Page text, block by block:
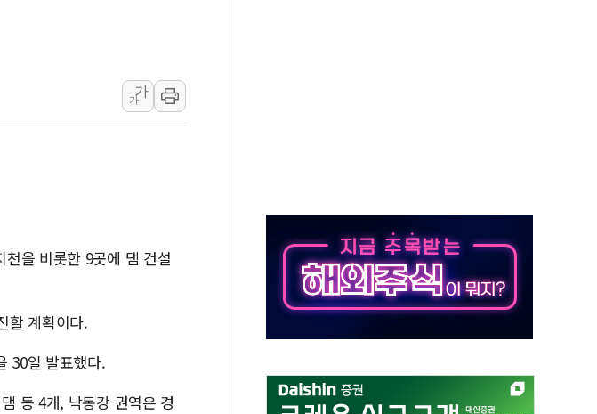
뉴욕증시 개장 전 특징주...모더나·아이온큐·도어대시↑ VS 샌디스크·피그마·앱러빈↓
김정관 장관 "영업이익 N% 성과급 반대…상법·자본시장법 개정 논의"
[인도증시] 중동 긴장 완화에 실적 호조까지, 상승...호실적 보고 기업 상승세 뚜렷
가
가
을 비롯한 9곳에 댐 건설
할 계획이다.
30일 발표했다.
등 4개, 낙동강 권역은 경